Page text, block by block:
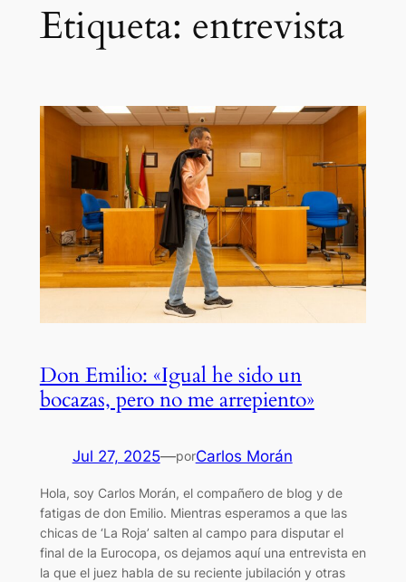
Etiqueta: entrevista
Don Emilio: «Igual he sido un
bocazas, pero no me arrepiento»
Jul 27, 2025—porCarlos Morán
Hola, soy Carlos Morán, el compañero de blog y de
fatigas de don Emilio. Mientras esperamos a que las
chicas de ‘La Roja’ salten al campo para disputar el
final de la Eurocopa, os dejamos aquí una entrevista en
la que el juez habla de su reciente jubilación y otras